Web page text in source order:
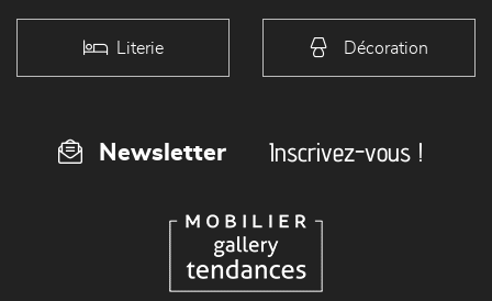
Literie Décoration
Newsletter Inscrivez-vous !